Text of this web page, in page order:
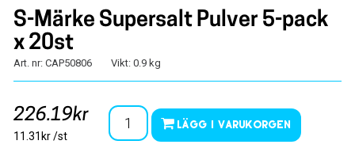
S-Märke Supersalt Pulver 5-pack
x 20st
Art. nr: CAP50806 Vikt: 0.9 kg
226.19kr
11.31kr /st
Lägg i varukorgen